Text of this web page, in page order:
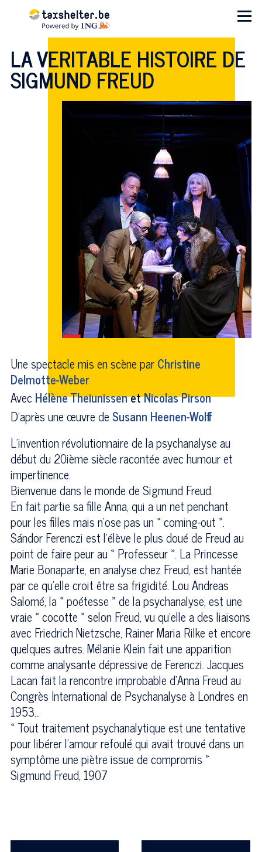
Aller au contenu principal
Menu
LA VERITABLE HISTOIRE DE
SIGMUND FREUD
Une spectacle mis en scène parChristine
Delmotte-Weber
AvecHélène TheiunissenetNicolas Pirson
D'après une œuvre deSusann Heenen-Wolff
L’invention révolutionnaire de la psychanalyse au
début du 20ième siècle racontée avec humour et
impertinence.
Bienvenue dans le monde de Sigmund Freud.
En fait partie sa fille Anna, qui a un net penchant
pour les filles mais n’ose pas un « coming-out ».
Sándor Ferenczi est l’élève le plus doué de Freud au
point de faire peur au « Professeur ». La Princesse
Marie Bonaparte, en analyse chez Freud, est hantée
par ce qu’elle croit être sa frigidité. Lou Andreas
Salomé, la « poétesse » de la psychanalyse, est une
vraie « cocotte » selon Freud, vu qu’elle a des liaisons
avec Friedrich Nietzsche, Rainer Maria Rilke et encore
quelques autres. Mélanie Klein fait une apparition
comme analysante dépressive de Ferenczi. Jacques
Lacan fait la rencontre improbable d’Anna Freud au
Congrès International de Psychanalyse à Londres en
1953…
« Tout traitement psychanalytique est une tentative
pour libérer l’amour refoulé qui avait trouvé dans un
symptôme une piètre issue de compromis »
Sigmund Freud, 1907